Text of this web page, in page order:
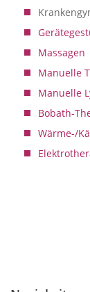
Massagen
Manuelle
Manuelle
Bobath-
Wärme-/